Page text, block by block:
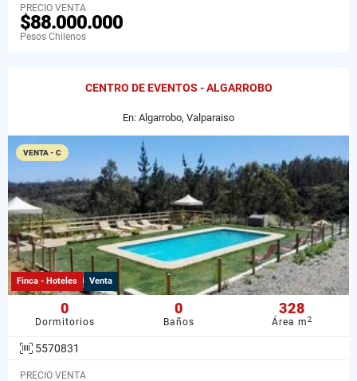
PRECIO VENTA
$88.000.000
Pesos Chilenos
CENTRO DE EVENTOS - ALGARROBO
En: Algarrobo, Valparaiso
VENTA - C
Finca - Hoteles Venta
0
Dormitorios
0
Baños
328
Área m2
5570831
PRECIO VENTA